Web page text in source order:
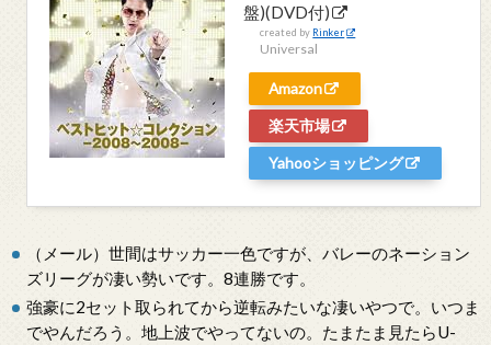
盤)(DVD付)
created by Rinker
Universal
Amazon
楽天市場
Yahooショッピング
（メール）世間はサッカー一色ですが、バレーのネーション
ズリーグが凄い勢いです。8連勝です。
強豪に2セット取られてから逆転みたいな凄いやつで。いつま
でやんだろう。地上波でやってないの。たまたま見たらU-